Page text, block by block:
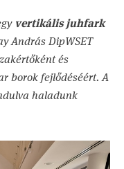
vertikális juhfark
András DipWSET
és
borok fejlődéséért. A
haladunk